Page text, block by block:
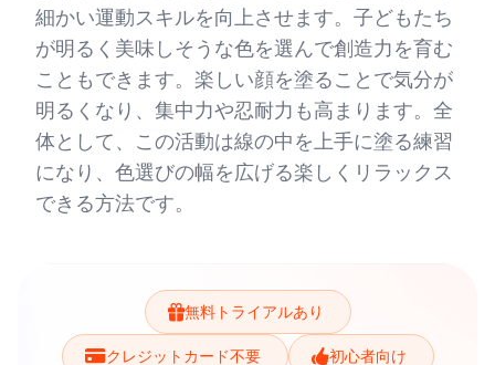
細かい運動スキルを向上させます。子どもたち
が明るく美味しそうな色を選んで創造力を育む
こともできます。楽しい顔を塗ることで気分が
明るくなり、集中力や忍耐力も高まります。全
体として、この活動は線の中を上手に塗る練習
になり、色選びの幅を広げる楽しくリラックス
できる方法です。
無料トライアルあり
クレジットカード不要 初心者向け